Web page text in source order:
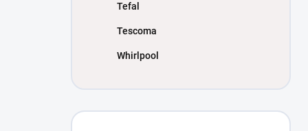
Tefal
Tescoma
Whirlpool